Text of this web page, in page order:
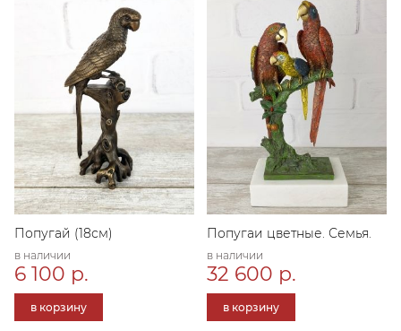
Попугай (18см)
в наличии
6 100 р.
в корзину
Попугаи цветные. Семья.
в наличии
32 600 р.
в корзину